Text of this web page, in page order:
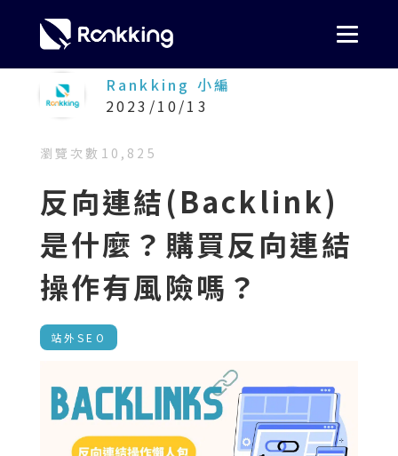
Rankking 小編
2023/10/13
瀏覽次數 10,825
反向連結(Backlink)
是什麼？購買反向連結
操作有風險嗎？
站外SEO